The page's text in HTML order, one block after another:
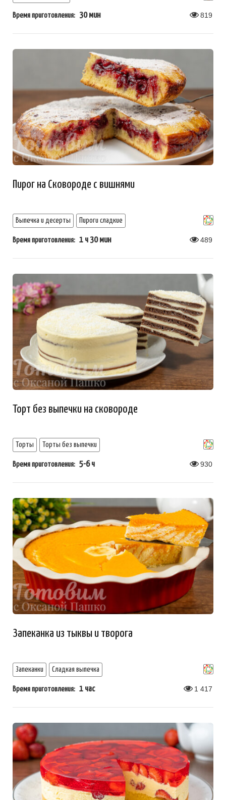
Время приготовления: 30 мин 819
Пирог на Сковороде с вишнями
Выпечка и десерты Пироги сладкие
Время приготовления: 1 ч 30 мин 489
Торт без выпечки на сковороде
Торты Торты без выпечки
Время приготовления: 5-6 ч 930
Запеканка из тыквы и творога
Запеканки Сладкая выпечка
Время приготовления: 1 час 1 417